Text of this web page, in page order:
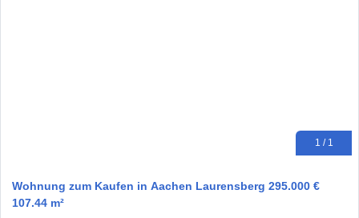
1 / 1
Wohnung zum Kaufen in Aachen Laurensberg 295.000 €
107.44 m²